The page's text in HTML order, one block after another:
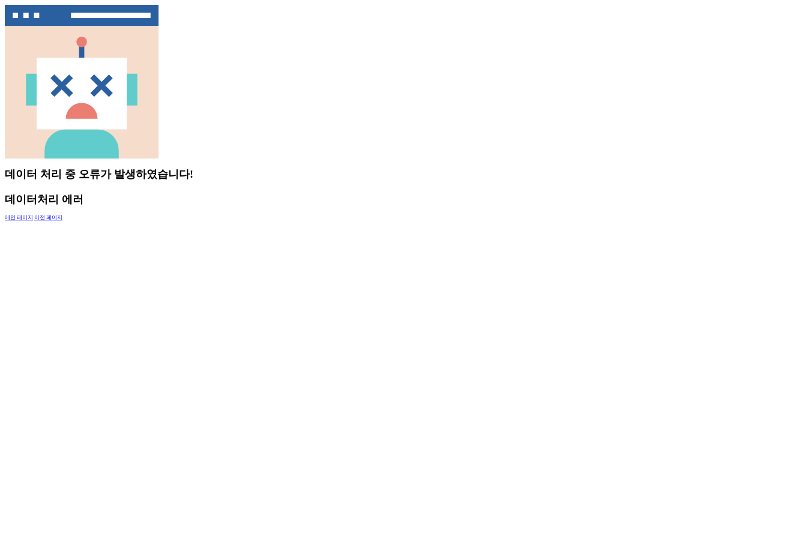
데이터 처리 중 오류가 발생하였습니다!
데이터처리 에러
메인 페이지 이전 페이지